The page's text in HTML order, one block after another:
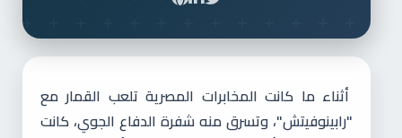
أثناء ما كانت المخابرات المصرية تلعب القمار مع
"رابينوفيتش"، وتسرق منه شفرة الدفاع الجوي، كانت